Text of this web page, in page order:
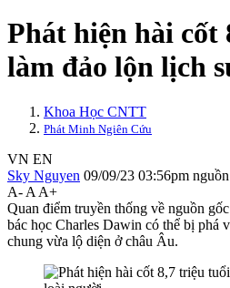
Phát hiện hài cốt
làm đảo lộn lịch
Khoa Học CNTT
Phát Minh Ngiên Cứu
VN EN
Sky Nguyen 09/09/23 03:56pm nguồn
A- A A+
Quan điểm truyền thống về nguồn
bác học Charles Dawin có thể bị phá
chung vừa lộ diện ở châu Âu.